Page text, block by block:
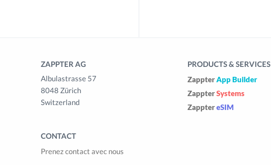
ZAPPTER AG
Albulastrasse 57
8048 Zürich
Switzerland
CONTACT
Prenez contact avec nous
PRODUCTS & SERVICES
ZappterApp Builder
ZappterSystems
ZapptereSIM